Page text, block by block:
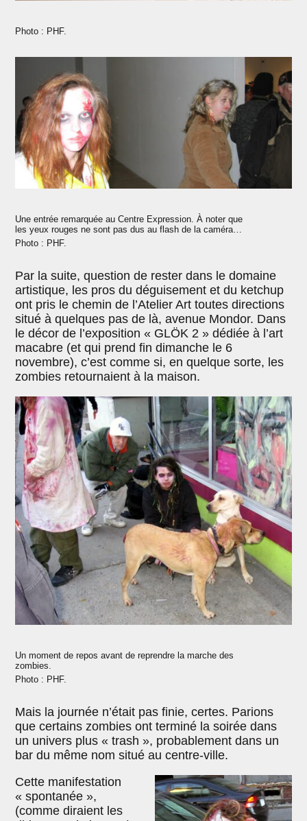
Photo : PHF.
Une entrée remarquée au Centre Expression. À noter que
les yeux rouges ne sont pas dus au flash de la caméra…
Photo : PHF.
Par la suite, question de rester dans le domaine
artistique, les pros du déguisement et du ketchup
ont pris le chemin de l’Atelier Art toutes directions
situé à quelques pas de là, avenue Mondor. Dans
le décor de l’exposition « GLÖK 2 » dédiée à l’art
macabre (et qui prend fin dimanche le 6
novembre), c’est comme si, en quelque sorte, les
zombies retournaient à la maison.
Un moment de repos avant de reprendre la marche des
zombies.
Photo : PHF.
Mais la journée n’était pas finie, certes. Parions
que certains zombies ont terminé la soirée dans
un univers plus « trash », probablement dans un
bar du même nom situé au centre-ville.
Cette manifestation
« spontanée »,
(comme diraient les